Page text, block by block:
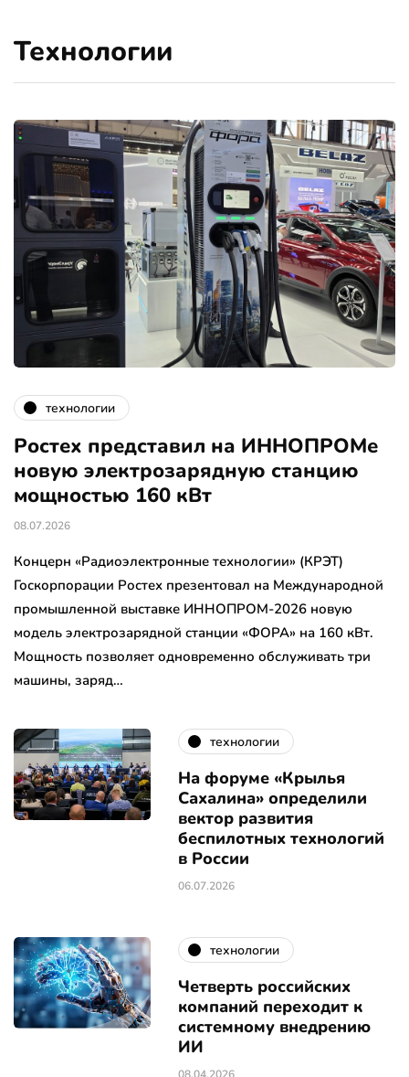
Технологии
технологии
Ростех представил на ИННОПРОМе
новую электрозарядную станцию
мощностью 160 кВт
08.07.2026
Концерн «Радиоэлектронные технологии» (КРЭТ)
Госкорпорации Ростех презентовал на Международной
промышленной выставке ИННОПРОМ-2026 новую
модель электрозарядной станции «ФОРА» на 160 кВт.
Мощность позволяет одновременно обслуживать три
машины, заряд…
технологии
На форуме «Крылья
Сахалина» определили
вектор развития
беспилотных технологий
в России
06.07.2026
технологии
Четверть российских
компаний переходит к
системному внедрению
ИИ